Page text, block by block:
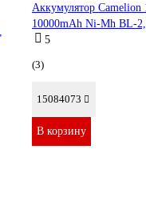
Аккумулятор
10000mAh Ni-Mh BL-
5
(3)
15084073
В корзину